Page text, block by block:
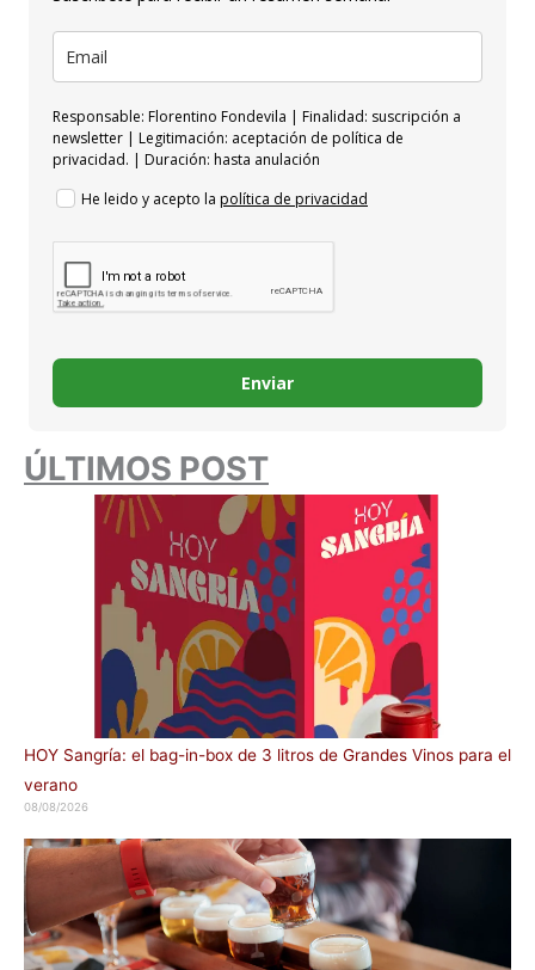
Responsable: Florentino Fondevila | Finalidad: suscripción a
newsletter | Legitimación: aceptación de política de
privacidad. | Duración: hasta anulación
He leido y acepto la política de privacidad
Enviar
ÚLTIMOS POST
HOY Sangría: el bag-in-box de 3 litros de Grandes Vinos para el
verano
08/08/2026